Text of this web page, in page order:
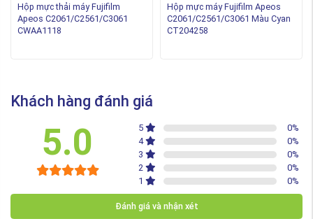
Hộp mực thải máy Fujifilm
Apeos C2061/C2561/C3061
CWAA1118
Hộp mực máy Fujifilm Apeos
C2061/C2561/C3061 Màu Cyan
CT204258
Khách hàng đánh giá
5.0 5 0%
4
0%
3
0%
2
0%
1
0%
Đánh giá và nhận xét